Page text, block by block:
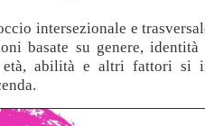
intersezionale e
basate su genere, identità
età, abilità e altri fattori si